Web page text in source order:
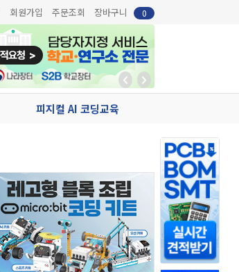
회원가입 주문조회 장바구니 0
피지컬 AI 코딩교육